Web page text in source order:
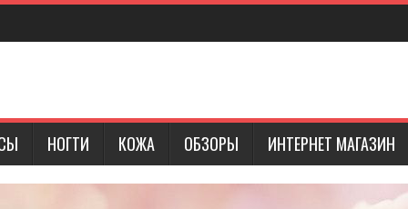
НОГТИ КОЖА ОБЗОРЫ ИНТЕРНЕТ МАГАЗИН